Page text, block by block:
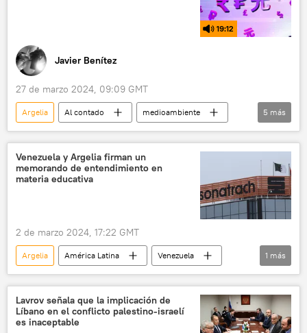
19:12
Javier Benítez
27 de marzo 2024, 09:09 GMT
Argelia Al contado
medioambiente
EEUU
Venezuela
OPEP
Foro de Países Exportadores de Gas, FPEG
Centro de Investigaciones y Desarrollo Nuclear (Bolivia)
5 más
Venezuela y Argelia firman un
memorando de entendimiento en
materia educativa
2 de marzo 2024, 17:22 GMT
Argelia América Latina
Venezuela
Petróleos de Venezuela (PDVSA)
1 más
Lavrov señala que la implicación de
Líbano en el conflicto palestino-israelí
es inaceptable